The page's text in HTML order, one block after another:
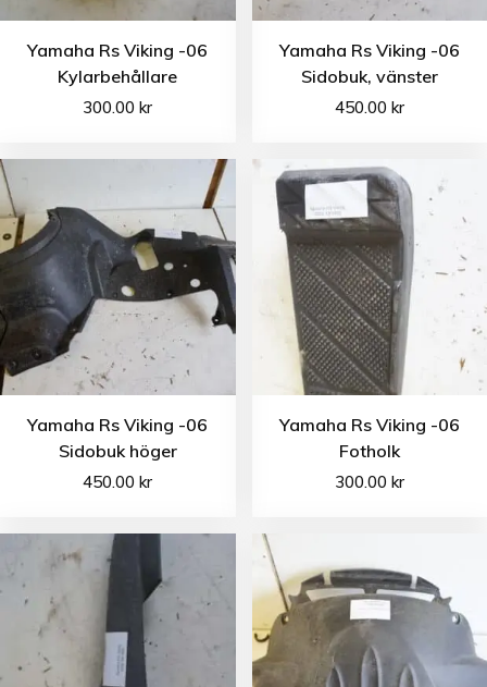
Yamaha Rs Viking -06
Kylarbehållare
300.00kr
Yamaha Rs Viking -06
Sidobuk, vänster
450.00 kr
Yamaha Rs Viking -06
Sidobuk höger
450.00kr
Yamaha Rs Viking -06
Fotholk
300.00 kr